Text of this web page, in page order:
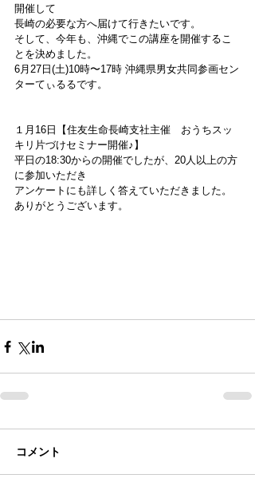
開催して
長崎の必要な方へ届けて行きたいです。
そして、今年も、沖縄でこの講座を開催するこ
とを決めました。
6月27日(土)10時〜17時 沖縄県男女共同参画セン
ターてぃるるです。
１月16日【住友生命長崎支社主催　おうちスッ
キリ片づけセミナー開催♪】
平日の18:30からの開催でしたが、20人以上の方
に参加いただき
アンケートにも詳しく答えていただきました。
ありがとうございます。
コメント